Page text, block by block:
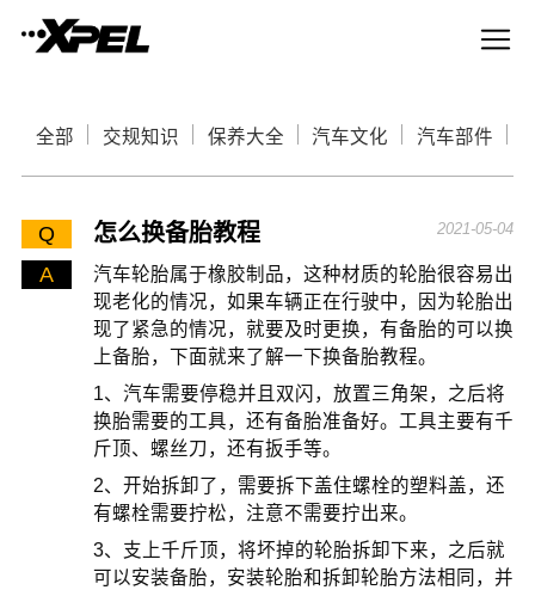
全部 交规知识 保养大全 汽车文化 汽车部件
Q 怎么换备胎教程 2021-05-04
A
汽车轮胎属于橡胶制品，这种材质的轮胎很容易出
现老化的情况，如果车辆正在行驶中，因为轮胎出
现了紧急的情况，就要及时更换，有备胎的可以换
上备胎，下面就来了解一下换备胎教程。
1、汽车需要停稳并且双闪，放置三角架，之后将
换胎需要的工具，还有备胎准备好。工具主要有千
斤顶、螺丝刀，还有扳手等。
2、开始拆卸了，需要拆下盖住螺栓的塑料盖，还
有螺栓需要拧松，注意不需要拧出来。
3、支上千斤顶，将坏掉的轮胎拆卸下来，之后就
可以安装备胎，安装轮胎和拆卸轮胎方法相同，并